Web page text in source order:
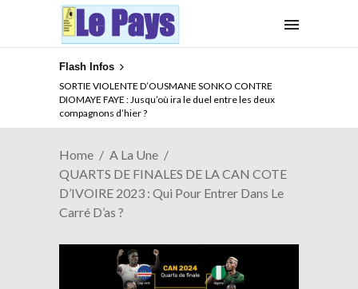
Flash Infos
NOUVELLE ATTAQUE MEURTRIERE DES ADF EN RDC :
Comment arrêter la spirale de la violence au Congo
Home
A La Une
QUARTS DE FINALES DE LA CAN COTE
D’IVOIRE 2023 : Qui Pour Entrer Dans Le
Carré D’as ?